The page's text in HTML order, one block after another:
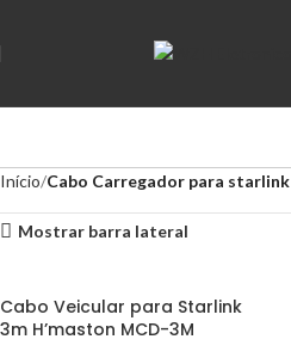
Início Cabo Carregador para starlink
Mostrar barra lateral
Cabo Veicular para Starlink
3m H’maston MCD-3M